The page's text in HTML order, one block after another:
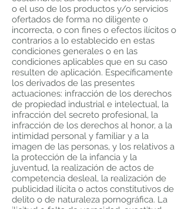
o el uso de los productos y/o servicios
ofertados de forma no diligente o
incorrecta, o con fines o efectos ilícitos o
contrarios a lo establecido en estas
condiciones generales o en las
condiciones aplicables que en su caso
resulten de aplicación. Específicamente
los derivados de las presentes
actuaciones: infracción de los derechos
de propiedad industrial e intelectual, la
infracción del secreto profesional, la
infracción de los derechos al honor, a la
intimidad personal y familiar y a la
imagen de las personas, y los relativos a
la protección de la infancia y la
juventud, la realización de actos de
competencia desleal, la realización de
publicidad ilícita o actos constitutivos de
delito o de naturaleza pornográfica. La